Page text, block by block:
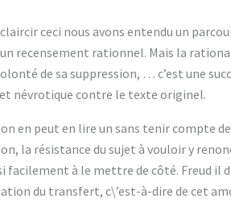
ceci nous avons entendu un
recensement rationnel. Mais la
de sa suppression, … c’est une
névrotique contre le texte originel.
en peut en lire un sans tenir compte
la résistance du sujet à vouloir y
à le mettre de côté. Freud il
du transfert, c\’est-à-dire de cet